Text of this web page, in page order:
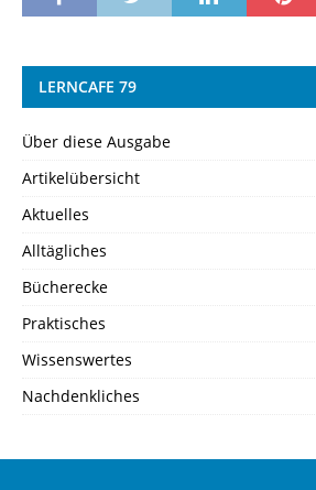
LERNCAFE 79
Über diese Ausgabe
Artikelübersicht
Aktuelles
Alltägliches
Bücherecke
Praktisches
Wissenswertes
Nachdenkliches